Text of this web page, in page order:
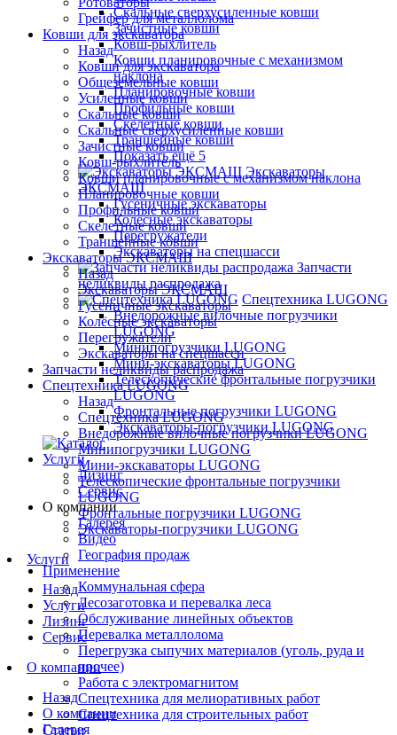
Скальные сверхусиленные ковши
Зачистные ковши
Ковш-рыхлитель
Ковши планировочные с механизмом
наклона
Планировочные ковши
Профильные ковши
Скелетные ковши
Траншейные ковши
Показать ещё 5
Экскаваторы
ЭКСМАШ
Гусеничные экскаваторы
Колёсные экскаваторы
Перегружатели
Экскаваторы на спецшасси
Запчасти
неликвиды распродажа
Спецтехника LUGONG
Внедорожные вилочные погрузчики
LUGONG
Минипогрузчики LUGONG
Мини-экскаваторы LUGONG
Телескопические фронтальные погрузчики
LUGONG
Фронтальные погрузчики LUGONG
Экскаваторы-погрузчики LUGONG
Услуги
Лизинг
Сервис
О компании
Галерея
Видео
География продаж
Применение
Коммунальная сфера
Лесозаготовка и перевалка леса
Обслуживание линейных объектов
Перевалка металлолома
Перегрузка сыпучих материалов (уголь, руда и
прочее)
Работа с электромагнитом
Спецтехника для мелиоративных работ
Спецтехника для строительных работ
Статьи
Грейфер для металлолома
Ковши для экскаватора
Назад
Ковши для экскаватора
Общеземельные ковши
Усиленные ковши
Скальные ковши
Скальные сверхусиленные ковши
Зачистные ковши
Ковш-рыхлитель
Ковши планировочные с механизмом наклона
Планировочные ковши
Профильные ковши
Скелетные ковши
Траншейные ковши
Экскаваторы ЭКСМАШ
Назад
Экскаваторы ЭКСМАШ
Гусеничные экскаваторы
Колёсные экскаваторы
Перегружатели
Экскаваторы на спецшасси
Запчасти неликвиды распродажа
Спецтехника LUGONG
Назад
Спецтехника LUGONG
Внедорожные вилочные погрузчики LUGONG
Минипогрузчики LUGONG
Мини-экскаваторы LUGONG
Телескопические фронтальные погрузчики
LUGONG
Фронтальные погрузчики LUGONG
Экскаваторы-погрузчики LUGONG
Услуги
Назад
Услуги
Лизинг
Сервис
О компании
Назад
О компании
Галерея